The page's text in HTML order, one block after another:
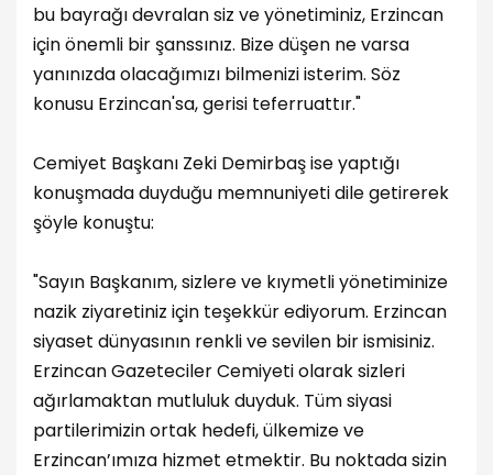
bu bayrağı devralan siz ve yönetiminiz, Erzincan
için önemli bir şanssınız. Bize düşen ne varsa
yanınızda olacağımızı bilmenizi isterim. Söz
konusu Erzincan'sa, gerisi teferruattır."
Cemiyet Başkanı Zeki Demirbaş ise yaptığı
konuşmada duyduğu memnuniyeti dile getirerek
şöyle konuştu:
"Sayın Başkanım, sizlere ve kıymetli yönetiminize
nazik ziyaretiniz için teşekkür ediyorum. Erzincan
siyaset dünyasının renkli ve sevilen bir ismisiniz.
Erzincan Gazeteciler Cemiyeti olarak sizleri
ağırlamaktan mutluluk duyduk. Tüm siyasi
partilerimizin ortak hedefi, ülkemize ve
Erzincan’ımıza hizmet etmektir. Bu noktada sizin